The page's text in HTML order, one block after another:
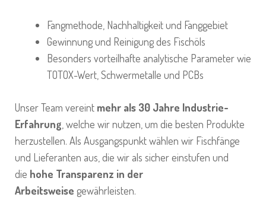
Fangmethode, Nachhaltigkeit und Fanggebiet
Gewinnung und Reinigung des Fischöls
Besonders vorteilhafte analytische Parameter wie
TOTOX-Wert, Schwermetalle und PCBs
Unser Team vereint mehr als 30 Jahre Industrie-
Erfahrung , welche wir nutzen, um die besten Produkte
herzustellen. Als Ausgangspunkt wählen wir Fischfänge
und Lieferanten aus, die wir als sicher einstufen und
die hohe Transparenz in der
Arbeitsweise gewährleisten.